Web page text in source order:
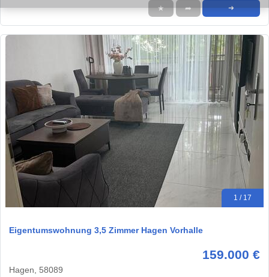
★ ➦ ➜
1 / 17
Eigentumswohnung 3,5 Zimmer Hagen Vorhalle
159.000 €
Hagen, 58089